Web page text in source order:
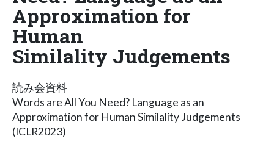
Approximation for
Human
Similality Judgements
読み会資料
Words are All You Need? Language as an
Approximation for Human Similality Judgements
(ICLR2023)